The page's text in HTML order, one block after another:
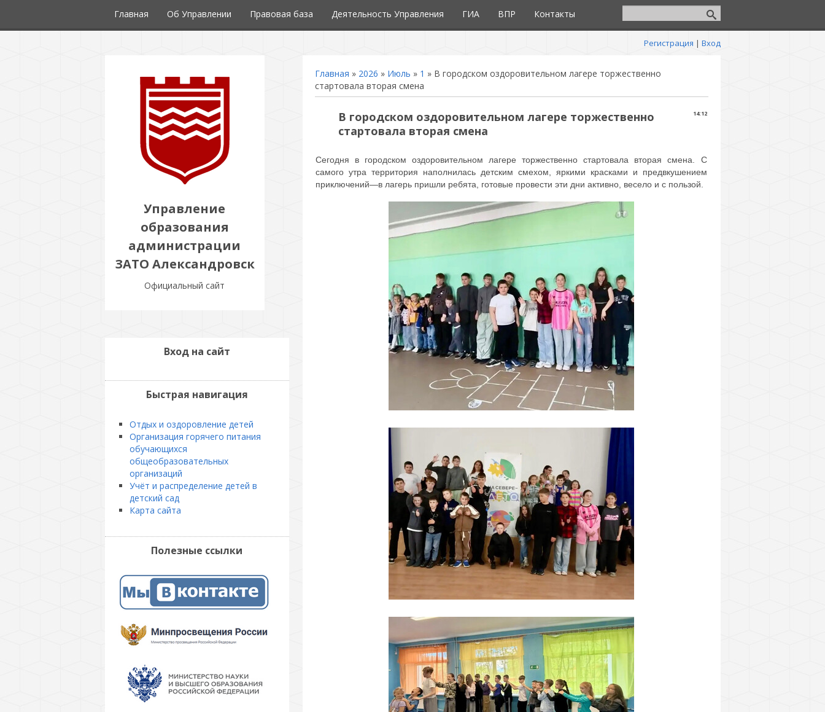
Главная Об Управлении Правовая база Деятельность Управления ГИА ВПР Контакты
Регистрация | Вход
Управление
образования
администрации
ЗАТО Александровск
Официальный сайт
Главная » 2026 » Июль » 1 » В городском оздоровительном лагере торжественно
стартовала вторая смена
14:12
В городском оздоровительном лагере торжественно
стартовала вторая смена
Сегодня в городском оздоровительном лагере торжественно стартовала вторая смена. С
самого утра территория наполнилась детским смехом, яркими красками и предвкушением
приключений—в лагерь пришли ребята, готовые провести эти дни активно, весело и с пользой.
Вход на сайт
Быстрая навигация
Отдых и оздоровление детей
Организация горячего питания
обучающихся
общеобразовательных
организаций
Учёт и распределение детей в
детский сад
Карта сайта
Полезные ссылки